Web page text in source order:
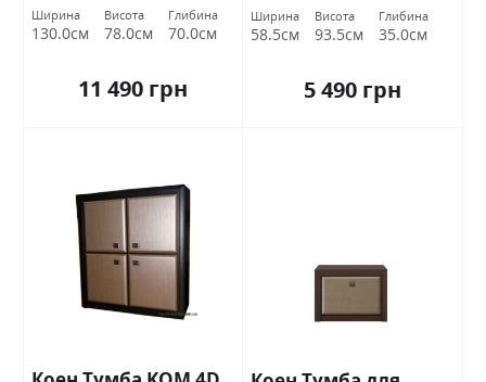
Ширина
130.0см
Висота
78.0см
Глибина
70.0см
11 490 грн
Ширина
58.5см
Висота
93.5см
Глибина
35.0см
5 490 грн